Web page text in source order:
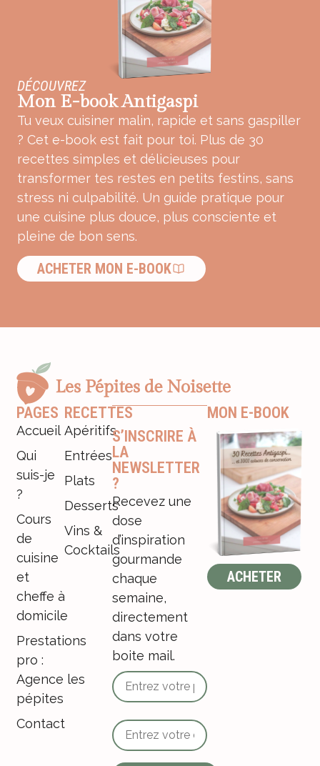
DÉCOUVREZ
Mon E-book Antigaspi
Tu veux cuisiner malin, rapide et sans gaspiller
? Cet e-book est fait pour toi. Plus de 30
recettes simples et délicieuses pour
transformer tes restes en petits festins, sans
stress ni culpabilité. Un guide pratique pour
une cuisine plus douce, plus consciente et
pleine de bon sens.
ACHETER MON E-BOOK
PAGES
Accueil
Qui
suis-je
?
Cours
de
cuisine
et
cheffe à
domicile
Prestations
pro :
Agence les
pépites
Contact
RECETTES
Apéritifs
Entrées
Plats
Desserts
Vins &
Cocktails
S’INSCRIRE À
LA
NEWSLETTER
?
Recevez une
dose
d’inspiration
gourmande
chaque
semaine,
directement
dans votre
boite mail.
MON E-BOOK
ACHETER